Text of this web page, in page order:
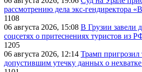
рассмотрению дела экс-
1108
06 августа 2026, 15:08 В Грузии завели
соцсетях о притеснениях туристов из
1205
06 августа 2026, 12:14 Трамп
допустившим утечку данных о